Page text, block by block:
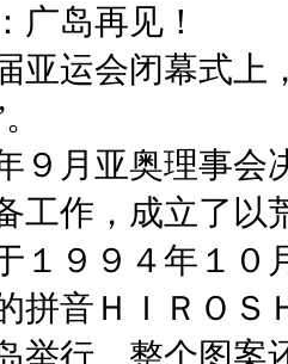
岛再见！
亚运会闭幕式上
９月亚奥理事
工作，成立了以
１９９４年１０
拼音ＨＩＲＯＳ
举行。整个图